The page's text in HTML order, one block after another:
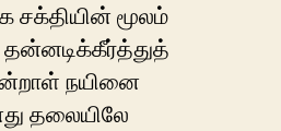
சக்தியின் மூலம்
தன்னடிக்கீர்த்துத்
நயினை
தலையிலே